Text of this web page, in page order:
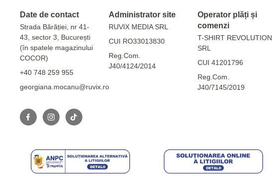
Date de contact
Strada Bărăției, nr 41-
43, sector 3, București
(în spatele magazinului
COCOR)
+40 748 259 955
georgiana.mocanu@ruvix.ro
Administrator site
RUVIX MEDIA SRL
CUI RO33013830
Reg.Com.
J40/4124/2014
Operator plăți și
comenzi
T-SHIRT REVOLUTION
SRL
CUI 41201796
Reg.Com.
J40/7145/2019